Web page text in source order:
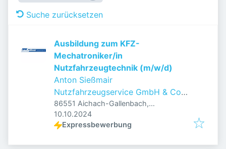
Suche zurücksetzen
Ausbildung zum KFZ-
Mechatroniker/in
Nutzfahrzeugtechnik (m/w/d)
Anton Sießmair
Nutzfahrzeugservice GmbH & Co.
KG
86551 Aichach-Gallenbach,
Deutschland
Veröffentlicht
10.10.2024
Expressbewerbung